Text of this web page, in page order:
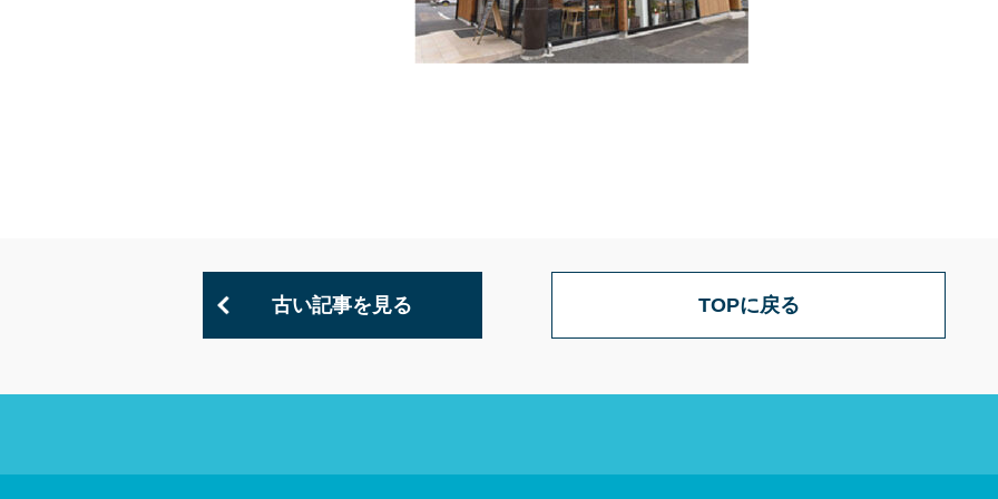
古い記事を見る TOPに戻る